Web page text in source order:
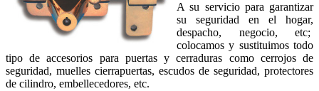
A su servicio para garantizar
su seguridad en el hogar,
despacho, negocio, etc;
colocamos y sustituimos todo
tipo de accesorios para puertas y cerraduras como cerrojos de
seguridad, muelles cierrapuertas, escudos de seguridad, protectores
de cilindro, embellecedores, etc.